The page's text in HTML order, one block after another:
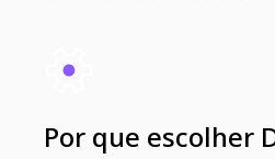
Por que escolher